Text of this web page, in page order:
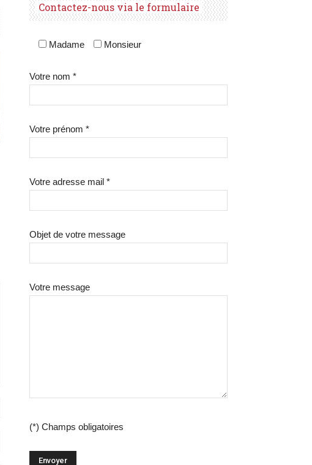
Contactez-nous via le formulaire
Madame Monsieur
Votre nom *
Votre prénom *
Votre adresse mail *
Objet de votre message
Votre message
(*) Champs obligatoires